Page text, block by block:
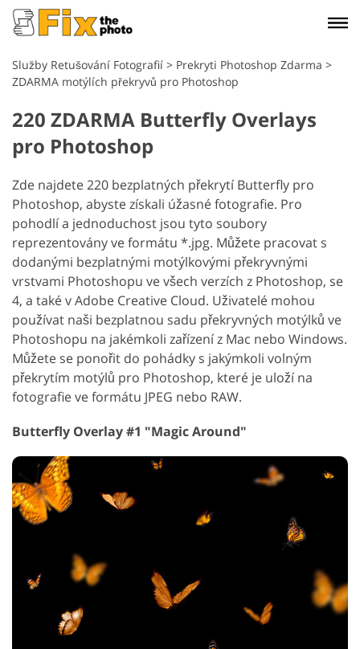
Služby Retušování Fotografií > Prekryti Photoshop Zdarma >
ZDARMA motýlích překryvů pro Photoshop
220 ZDARMA Butterfly Overlays
pro Photoshop
Zde najdete 220 bezplatných překrytí Butterfly pro
Photoshop, abyste získali úžasné fotografie. Pro
pohodlí a jednoduchost jsou tyto soubory
reprezentovány ve formátu *.jpg. Můžete pracovat s
dodanými bezplatnými motýlkovými překryvnými
vrstvami Photoshopu ve všech verzích z Photoshop, se
4, a také v Adobe Creative Cloud. Uživatelé mohou
používat naši bezplatnou sadu překryvných motýlků ve
Photoshopu na jakémkoli zařízení z Mac nebo Windows.
Můžete se ponořit do pohádky s jakýmkoli volným
překrytím motýlů pro Photoshop, které je uloží na
fotografie ve formátu JPEG nebo RAW.
Butterfly Overlay #1 "Magic Around"